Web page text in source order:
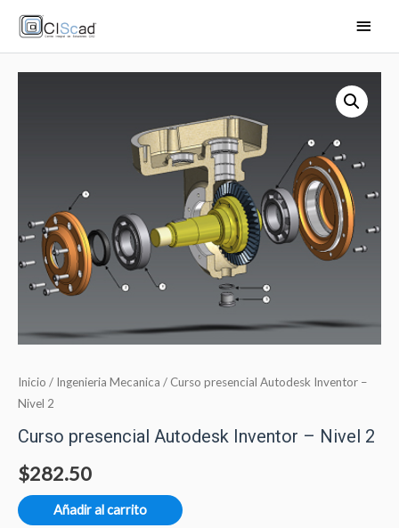
Inicio / Ingenieria Mecanica / Curso presencial Autodesk Inventor –
Nivel 2
Curso presencial Autodesk Inventor – Nivel 2
$282.50
Añadir al carrito